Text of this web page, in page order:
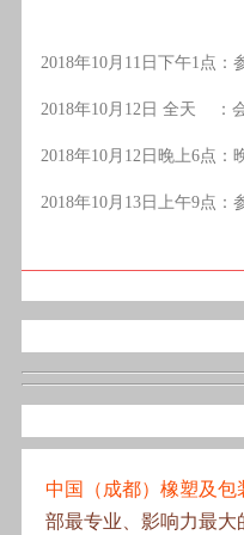
2018年10月11日下午1点：
2018年10月12日 全天 ：
2018年10月12日晚上6点：
2018年10月13日上午9点：
中国（成都）橡塑及包
部最专业、影响力最